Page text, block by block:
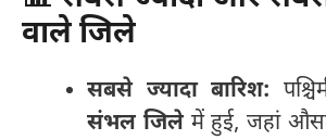
वाले जिले
सबसे ज्यादा बारिश:
संभल जिलेमें हुई, जहां